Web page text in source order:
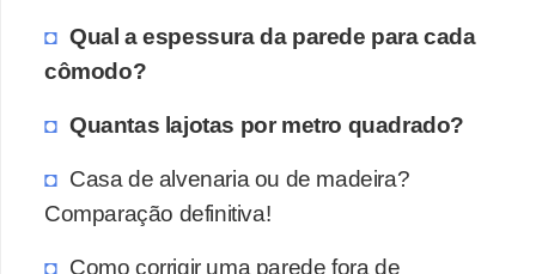
Qual a espessura da parede para cada
cômodo?
Quantas lajotas por metro quadrado?
Casa de alvenaria ou de madeira?
Comparação definitiva!
Como corrigir uma parede fora de